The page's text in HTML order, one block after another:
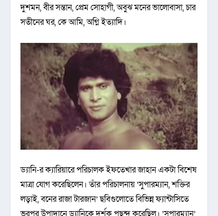
দুশমন, বীর সন্তান, প্রেম সোহাগী, অবুঝ মনের ভালোবাসা, চার
সতীনের ঘর, কে আমি, অগ্নি ইত্যাদি।
ড্যানি-র ক্যারিয়ারে পরিচালক ইফতেখার জাহান একটা বিশেষ
মাত্রা যোগ করেছিলেন। তাঁর পরিচালনায় ‘সুপারম্যান, শক্তির
লড়াই, বনের রাজা টারজান’ ছবিগুলোতে বিভিন্ন ফ্যান্টাসিতে